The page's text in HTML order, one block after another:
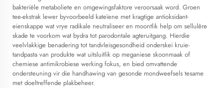
bakteriële metaboliete en omgewingsfaktore veroorsaak word. Groen
tee-ekstrak lewer byvoorbeeld kateïene met kragtige antioksidant-
eienskappe wat vrye radikale neutraliseer en moontlik help om sellulêre
skade te voorkom wat bydra tot parodontale agteruitgang. Hierdie
veelvlakkige benadering tot tandvleisgesondheid onderskei kruie-
tandpasta van produkte wat uitsluitlik op meganiese skoonmaak of
chemiese antimikrobiese werking fokus, en bied omvattende
ondersteuning vir die handhawing van gesonde mondweefsels tesame
met doeltreffende plakbeheer.